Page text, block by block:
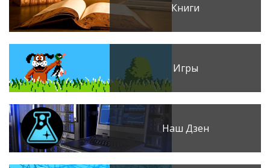
Книги
Игры
Наш Дзен